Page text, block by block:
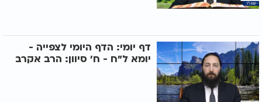
דף יומי: הדף היומי לצפייה -
יומא ל"ח - ח’ סיוון: הרב אקרב